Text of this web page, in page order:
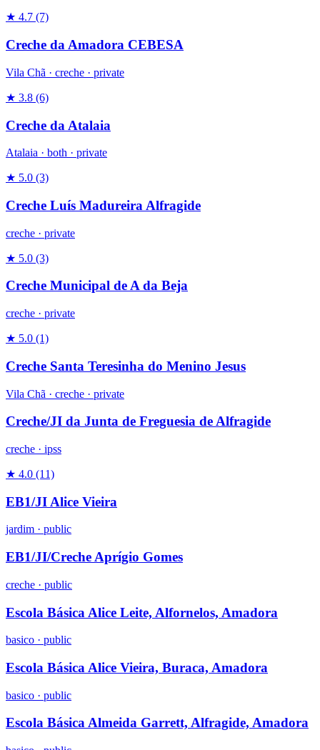
★ 4.7 (7)
Creche da Amadora CEBESA
Vila Chã · creche · private
★ 3.8 (6)
Creche da Atalaia
Atalaia · both · private
★ 5.0 (3)
Creche Luís Madureira Alfragide
creche · private
★ 5.0 (3)
Creche Municipal de A da Beja
creche · private
★ 5.0 (1)
Creche Santa Teresinha do Menino Jesus
Vila Chã · creche · private
Creche/JI da Junta de Freguesia de Alfragide
creche · ipss
★ 4.0 (11)
EB1/JI Alice Vieira
jardim · public
EB1/JI/Creche Aprígio Gomes
creche · public
Escola Básica Alice Leite, Alfornelos, Amadora
basico · public
Escola Básica Alice Vieira, Buraca, Amadora
basico · public
Escola Básica Almeida Garrett, Alfragide, Amadora